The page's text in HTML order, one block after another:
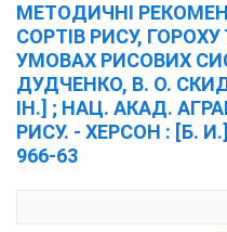
МЕТОДИЧНІ
СОРТІВ РИСУ,
УМОВАХ РИСОВИХ
ДУДЧЕНКО, В. О.
ІН.] ; НАЦ. АКАД.
РИСУ. - ХЕРСОН : [Б.
966-63